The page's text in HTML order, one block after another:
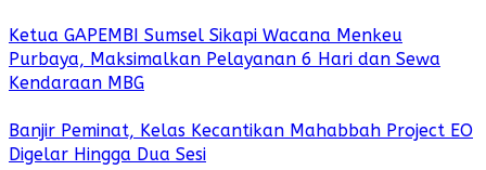
Ketua GAPEMBI Sumsel Sikapi Wacana Menkeu
Purbaya, Maksimalkan Pelayanan 6 Hari dan Sewa
Kendaraan MBG
Banjir Peminat, Kelas Kecantikan Mahabbah Project EO
Digelar Hingga Dua Sesi